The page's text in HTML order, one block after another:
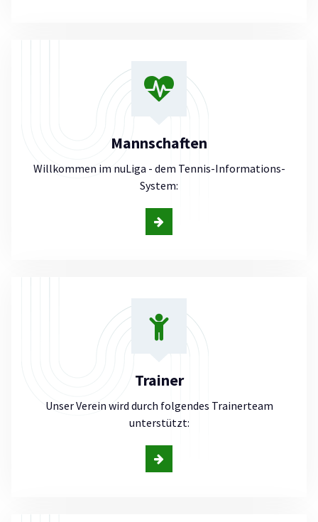
Mannschaften
Willkommen im nuLiga - dem Tennis-Informations-
System:
Trainer
Unser Verein wird durch folgendes Trainerteam
unterstützt: